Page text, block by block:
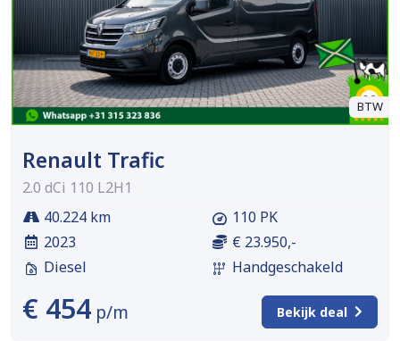
BTW
Renault Trafic
2.0 dCi 110 L2H1
40.224 km
2023
Diesel
110 PK
€ 23.950,-
Handgeschakeld
€ 454 p/m Bekijk deal